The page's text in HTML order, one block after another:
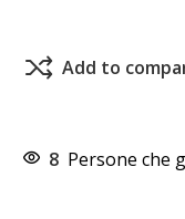
Add to
8 Persone che